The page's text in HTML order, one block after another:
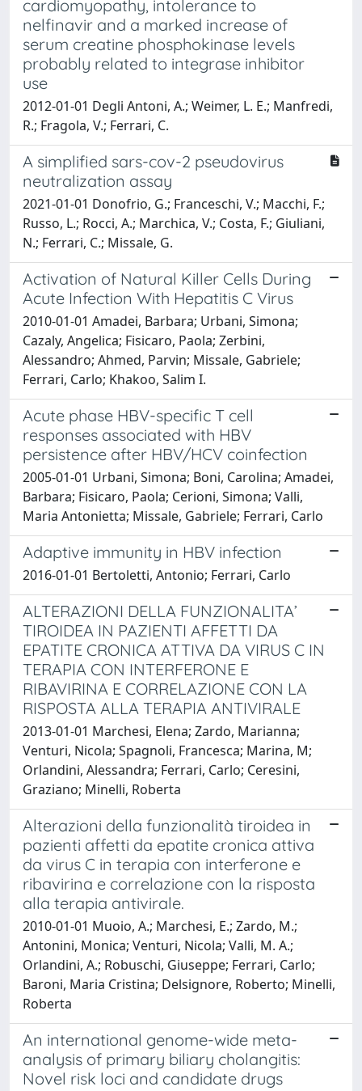
cardiomyopathy, intolerance to
nelfinavir and a marked increase of
serum creatine phosphokinase levels
probably related to integrase inhibitor
use
2012-01-01 Degli Antoni, A.; Weimer, L. E.; Manfredi,
R.; Fragola, V.; Ferrari, C.
A simplified sars-cov-2 pseudovirus
neutralization assay
2021-01-01 Donofrio, G.; Franceschi, V.; Macchi, F.;
Russo, L.; Rocci, A.; Marchica, V.; Costa, F.; Giuliani,
N.; Ferrari, C.; Missale, G.
Activation of Natural Killer Cells During
Acute Infection With Hepatitis C Virus
2010-01-01 Amadei, Barbara; Urbani, Simona;
Cazaly, Angelica; Fisicaro, Paola; Zerbini,
Alessandro; Ahmed, Parvin; Missale, Gabriele;
Ferrari, Carlo; Khakoo, Salim I.
Acute phase HBV-specific T cell
responses associated with HBV
persistence after HBV/HCV coinfection
2005-01-01 Urbani, Simona; Boni, Carolina; Amadei,
Barbara; Fisicaro, Paola; Cerioni, Simona; Valli,
Maria Antonietta; Missale, Gabriele; Ferrari, Carlo
Adaptive immunity in HBV infection
2016-01-01 Bertoletti, Antonio; Ferrari, Carlo
ALTERAZIONI DELLA FUNZIONALITA’
TIROIDEA IN PAZIENTI AFFETTI DA
EPATITE CRONICA ATTIVA DA VIRUS C IN
TERAPIA CON INTERFERONE E
RIBAVIRINA E CORRELAZIONE CON LA
RISPOSTA ALLA TERAPIA ANTIVIRALE
2013-01-01 Marchesi, Elena; Zardo, Marianna;
Venturi, Nicola; Spagnoli, Francesca; Marina, M;
Orlandini, Alessandra; Ferrari, Carlo; Ceresini,
Graziano; Minelli, Roberta
Alterazioni della funzionalità tiroidea in
pazienti affetti da epatite cronica attiva
da virus C in terapia con interferone e
ribavirina e correlazione con la risposta
alla terapia antivirale.
2010-01-01 Muoio, A.; Marchesi, E.; Zardo, M.;
Antonini, Monica; Venturi, Nicola; Valli, M. A.;
Orlandini, A.; Robuschi, Giuseppe; Ferrari, Carlo;
Baroni, Maria Cristina; Delsignore, Roberto; Minelli,
Roberta
An international genome-wide meta-
analysis of primary biliary cholangitis:
Novel risk loci and candidate drugs